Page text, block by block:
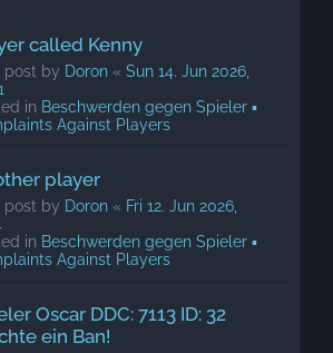
called Kenny
post by Doron « Sun 14. Jun 2026,
in Beschwerden gegen Spieler ▪
Against Players
player
post by Doron « Fri 12. Jun 2026,
in Beschwerden gegen Spieler ▪
Against Players
Oscar DDC: 7113 ID: 32
ein Ban!